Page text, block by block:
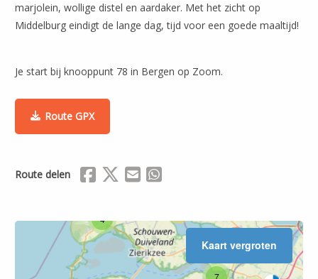
marjolein, wollige distel en aardaker. Met het zicht op
Middelburg eindigt de lange dag, tijd voor een goede maaltijd!
Je start bij knooppunt 78 in Bergen op Zoom.
Route GPX
Route delen Delen via Facebook
Delen via X (Twitter)
Delen via Mail
Kaart vergroten
4